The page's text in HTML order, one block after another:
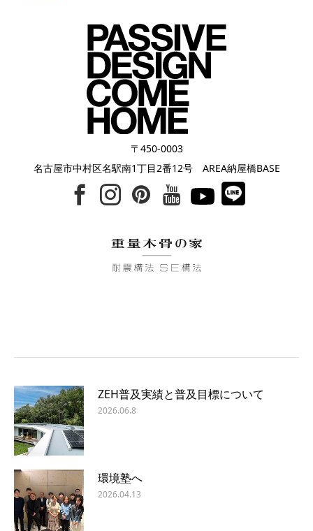
〒450-0003
名古屋市中村区名駅南1丁目2番12号 AREA納屋橋BASE
ZEH普及実績と普及目標について
2026.06.8
環境塾へ
2026.04.13